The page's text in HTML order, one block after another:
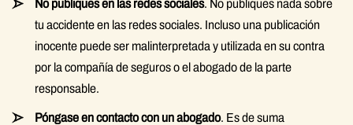
No publiques en las redes sociales. No publiques nada sobre
tu accidente en las redes sociales. Incluso una publicación
inocente puede ser malinterpretada y utilizada en su contra
por la compañía de seguros o el abogado de la parte
responsable.
Póngase en contacto con un abogado. Es de suma